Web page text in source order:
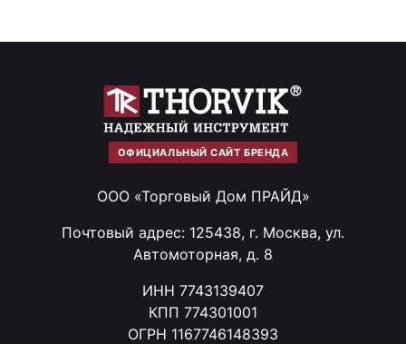
ОФИЦИАЛЬНЫЙ САЙТ БРЕНДА
ООО «Торговый Дом ПРАЙД»
Почтовый адрес: 125438, г. Москва, ул.
Автомоторная, д. 8
ИНН 7743139407
КПП 774301001
ОГРН 1167746148393